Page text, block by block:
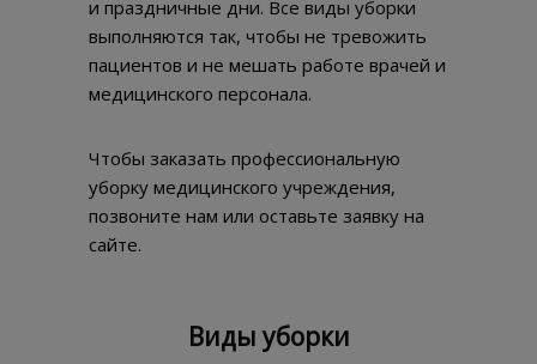
и праздничные дни. Все виды уборки
выполняются так, чтобы не тревожить
пациентов и не мешать работе врачей и
медицинского персонала.
Чтобы заказать профессиональную
уборку медицинского учреждения,
позвоните нам или оставьте заявку на
сайте.
Виды уборки